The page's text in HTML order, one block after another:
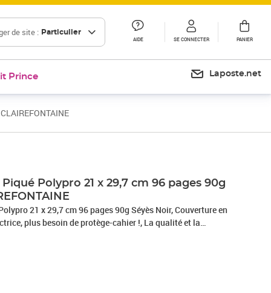
de site : Particulier
AIDE SE CONNECTER PANIER
Prince Laposte.net
Piqué Polypro 21 x 29,7 cm 96 pages 90g
21 x 29,7 cm 96 pages 90g Séyès Noir, Couverture en
plus besoin de protège-cahier !, La qualité et la
vélin velouté 90g, Fabriqué en France